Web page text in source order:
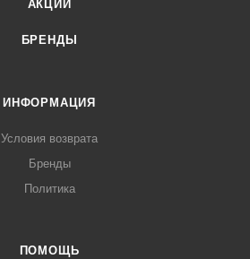
АКЦИИ
БРЕНДЫ
ИНФОРМАЦИЯ
Условия возврата
Бренды
Политика
ПОМОЩЬ